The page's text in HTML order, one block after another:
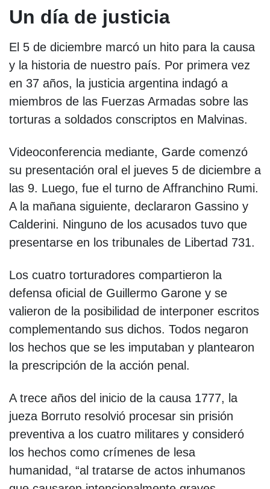
Un día de justicia
El 5 de diciembre marcó un hito para la causa
y la historia de nuestro país. Por primera vez
en 37 años, la justicia argentina indagó a
miembros de las Fuerzas Armadas sobre las
torturas a soldados conscriptos en Malvinas.
Videoconferencia mediante, Garde comenzó
su presentación oral el jueves 5 de diciembre a
las 9. Luego, fue el turno de Affranchino Rumi.
A la mañana siguiente, declararon Gassino y
Calderini. Ninguno de los acusados tuvo que
presentarse en los tribunales de Libertad 731.
Los cuatro torturadores compartieron la
defensa oficial de Guillermo Garone y se
valieron de la posibilidad de interponer escritos
complementando sus dichos. Todos negaron
los hechos que se les imputaban y plantearon
la prescripción de la acción penal.
A trece años del inicio de la causa 1777, la
jueza Borruto resolvió procesar sin prisión
preventiva a los cuatro militares y consideró
los hechos como crímenes de lesa
humanidad, “al tratarse de actos inhumanos